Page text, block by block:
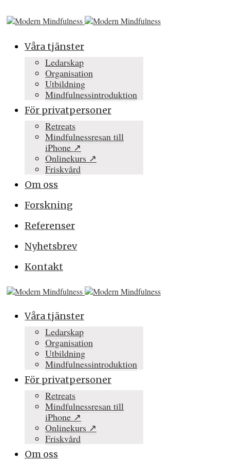
Våra tjänster
Ledarskap
Organisation
Utbildning
Mindfulnessintroduktion
För privatpersoner
Retreats
Mindfulnessresan till
iPhone ↗
Onlinekurs ↗
Friskvård
Om oss
Forskning
Referenser
Nyhetsbrev
Kontakt
Våra tjänster
Ledarskap
Organisation
Utbildning
Mindfulnessintroduktion
För privatpersoner
Retreats
Mindfulnessresan till
iPhone ↗
Onlinekurs ↗
Friskvård
Om oss